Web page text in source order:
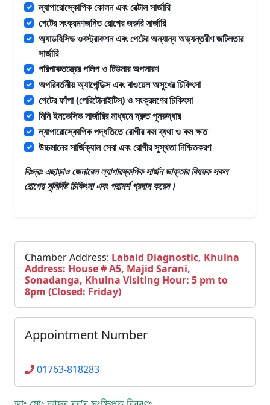
ল্যাপারোস্কোপিক কোলন এবং রেক্টাল সার্জারি
পেটের সংক্রমণজনিত রোগের জরুরি সার্জারি
অ্যাডহিসিভ ওবস্ট্রাকশন এবং পেটের অন্যান্য অভ্যন্তরীণ জটিলতার
সার্জারি
পরিপাকতন্ত্রের পলিপ ও টিউমার অপসারণ
অপরিবর্তনীয় অ্যাপেন্ডিক্স এবং বাওয়েল অসুখের চিকিৎসা
পেটের ফাঁপা (পেরিটোনাইটিস) ও সংক্রমণের চিকিৎসা
মিনি ইনভেসিভ সার্জারির মাধ্যমে দ্রুত পুনরুদ্ধার
ল্যাপারোস্কোপিক পদ্ধতিতে রোগীর কম ব্যথা ও কম ক্ষত
উচ্চমানের সার্জিক্যাল সেবা এবং রোগীর সুস্থতা নিশ্চিতকরণ
বিঃদ্রঃ এছাড়াওজেনারেল ল্যাপারষ্কপিক সার্জন ডাক্তারবিষয়ক সকল
রোগের সুনির্দিষ্ট চিকিৎসা এবং পরামর্শ প্রদান করেন।
Chamber Address: Labaid Diagnostic, Khulna
Address: House # A5, Majid Sarani,
Sonadanga, Khulna Visiting Hour: 5 pm to
8pm (Closed: Friday)
Appointment Number
01763-818283